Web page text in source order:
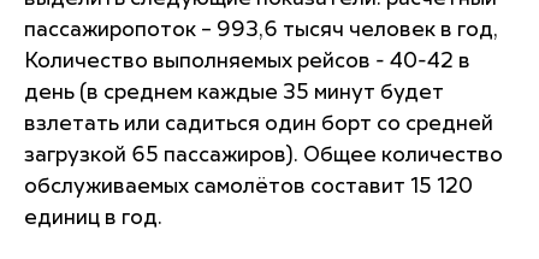
пассажиропоток – 993,6 тысяч человек в год,
Количество выполняемых рейсов - 40-42 в
день (в среднем каждые 35 минут будет
взлетать или садиться один борт со средней
загрузкой 65 пассажиров). Общее количество
обслуживаемых самолётов составит 15 120
единиц в год.